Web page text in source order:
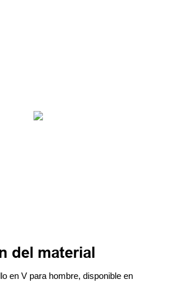
del material
en V para hombre, disponible en